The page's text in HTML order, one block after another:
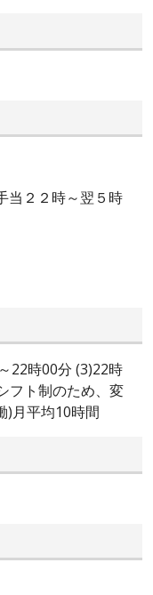
当２２時～翌５時
22時00分 (3)22時
フト制のため、変
)月平均10時間